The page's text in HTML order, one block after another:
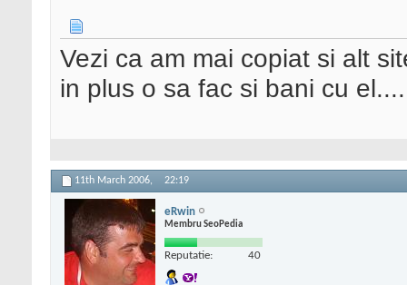
Vezi ca am mai copiat si alt
in plus o sa fac si bani cu
11th March 2006, 22:19
eRwin
Membru SeoPedia
Reputatie: 40